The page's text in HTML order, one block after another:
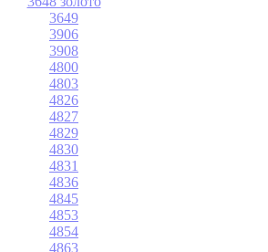
3649
3906
3908
4800
4803
4826
4827
4829
4830
4831
4836
4845
4853
4854
4863